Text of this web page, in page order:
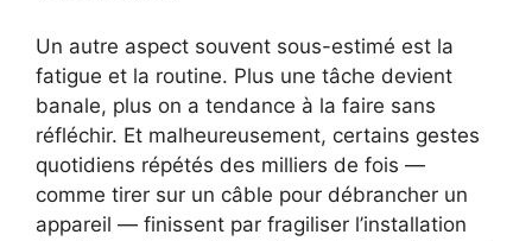
Un autre aspect souvent sous-estimé est la
fatigue et la routine. Plus une tâche devient
banale, plus on a tendance à la faire sans
réfléchir. Et malheureusement, certains gestes
quotidiens répétés des milliers de fois —
comme tirer sur un câble pour débrancher un
appareil — finissent par fragiliser l’installation